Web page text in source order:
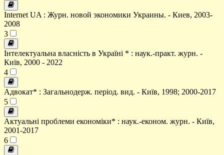
Internet UA : Журн. новой экономики Украины. - Киев, 2003-
2008
3
Інтелектуальна власність в Україні * : наук.-практ. журн. -
Київ, 2000 - 2022
4
Адвокат* : Загальнодерж. період. вид. - Київ, 1998; 2000-2017
5
Актуальні проблеми економіки* : наук.-економ. журн. - Київ,
2001-2017
6